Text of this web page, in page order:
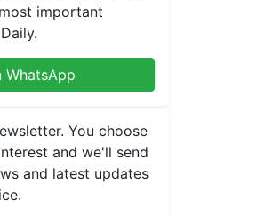
important
WhatsApp
You choose
and we'll send
and latest updates